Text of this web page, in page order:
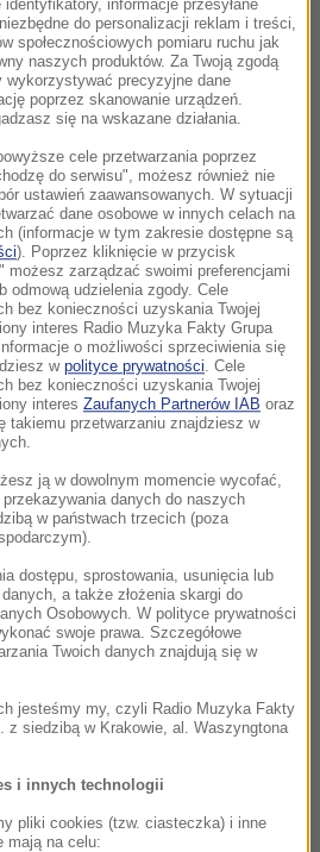
czerwca 2009 roku w klubie
Kobieta wezwała wówczas
wskazania domniemanego
zMayorgąumowę
mediów wpłacił na konto
Portugalczyk nigdy nie
seks, ale za jej zgodą.
ponownie zgłosiła się
domagając się wszczęcia
po raz pierwszy oficjalnie
prokurator hrabstwa Clark w
że jednak nie skieruje
braku dowodów
adwokaci
skarżącej zarzucił m.in.
wykorzystywanie
informacje przesyłane
do personalizacji reklam i treści,
społecznościowych pomiaru ruchu jak
naszych produktów. Za Twoją zgodą
wykorzystywać precyzyjne dane
poprzez skanowanie urządzeń.
się na wskazane działania.
cele przetwarzania poprzez
do serwisu", możesz również nie
ustawień zaawansowanych. W sytuacji
dane osobowe w innych celach na
(informacje w tym zakresie dostępne są
). Poprzez kliknięcie w przycisk
możesz zarządzać swoimi preferencjami
odmową udzielenia zgody. Cele
bez konieczności uzyskania Twojej
interes Radio Muzyka Fakty Grupa
o możliwości sprzeciwienia się
w polityce prywatności. Cele
bez konieczności uzyskania Twojej
interes Zaufanych Partnerów IAB oraz
takiemu przetwarzaniu znajdziesz w
ją w dowolnym momencie wycofać,
danych do naszych
w państwach trzecich (poza
dostępu, sprostowania, usunięcia lub
a także złożenia skargi do
Osobowych. W polityce prywatności
swoje prawa. Szczegółowe
Twoich danych znajdują się w
jesteśmy my, czyli Radio Muzyka Fakty
z siedzibą w Krakowie, al. Waszyngtona
i innych technologii
pliki cookies (tzw. ciasteczka) i inne
mają na celu: